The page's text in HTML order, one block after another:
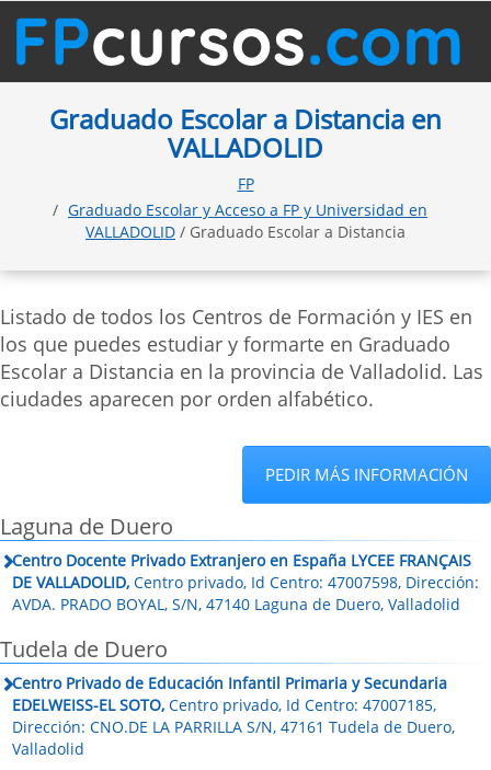
Graduado Escolar a Distancia en
VALLADOLID
FP
Graduado Escolar y Acceso a FP y Universidad en
VALLADOLID / Graduado Escolar a Distancia
Listado de todos los Centros de Formación y IES en
los que puedes estudiar y formarte en Graduado
Escolar a Distancia en la provincia de Valladolid. Las
ciudades aparecen por orden alfabético.
PEDIR MÁS INFORMACIÓN
Laguna de Duero
Centro Docente Privado Extranjero en España LYCEE FRANÇAIS
DE VALLADOLID, Centro privado, Id Centro: 47007598, Dirección:
AVDA. PRADO BOYAL, S/N, 47140 Laguna de Duero, Valladolid
Tudela de Duero
Centro Privado de Educación Infantil Primaria y Secundaria
EDELWEISS-EL SOTO, Centro privado, Id Centro: 47007185,
Dirección: CNO.DE LA PARRILLA S/N, 47161 Tudela de Duero,
Valladolid